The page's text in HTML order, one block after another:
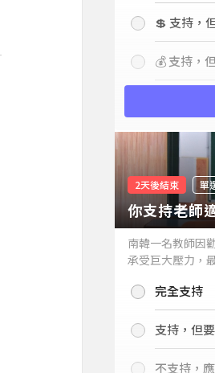
💲 支持，
💰 支持，
2天後結束 單
你支持老師
南韓一名教師因
承受巨大壓力，
你支持老師適度
完全支持
支持，但
不支持，